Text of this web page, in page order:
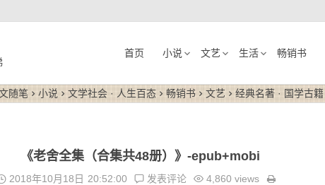
首页 小说 文艺 生活 畅销书
随笔 小说 文学社会 · 人生百态 畅销书 文艺 经典名著 · 国学古籍
《老舍全集（合集共48册）》-epub+mobi
2018年10月18日 20:52:00 发表评论 4,860 views